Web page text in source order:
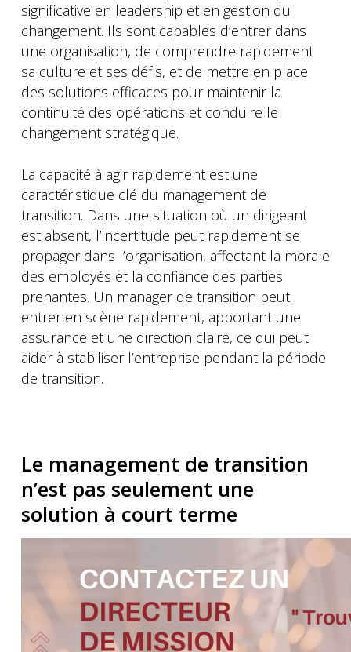
significative en leadership et en gestion du
changement. Ils sont capables d’entrer dans
une organisation, de comprendre rapidement
sa culture et ses défis, et de mettre en place
des solutions efficaces pour maintenir la
continuité des opérations et conduire le
changement stratégique.
La capacité à agir rapidement est une
caractéristique clé du management de
transition. Dans une situation où un dirigeant
est absent, l’incertitude peut rapidement se
propager dans l’organisation, affectant la morale
des employés et la confiance des parties
prenantes. Un manager de transition peut
entrer en scène rapidement, apportant une
assurance et une direction claire, ce qui peut
aider à stabiliser l’entreprise pendant la période
de transition.
Le management de transition
n’est pas seulement une
solution à court terme